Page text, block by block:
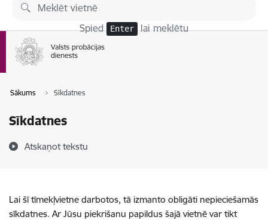
Pāriet uz lapas saturu
Spied Enter lai meklētu
Sākums Sīkdatnes
Sīkdatnes
Atskaņot tekstu
Lai šī tīmekļvietne darbotos, tā izmanto obligāti nepieciešamās
sīkdatnes. Ar Jūsu piekrišanu papildus šajā vietnē var tikt